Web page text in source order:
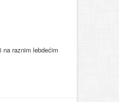
raznim lebdećim